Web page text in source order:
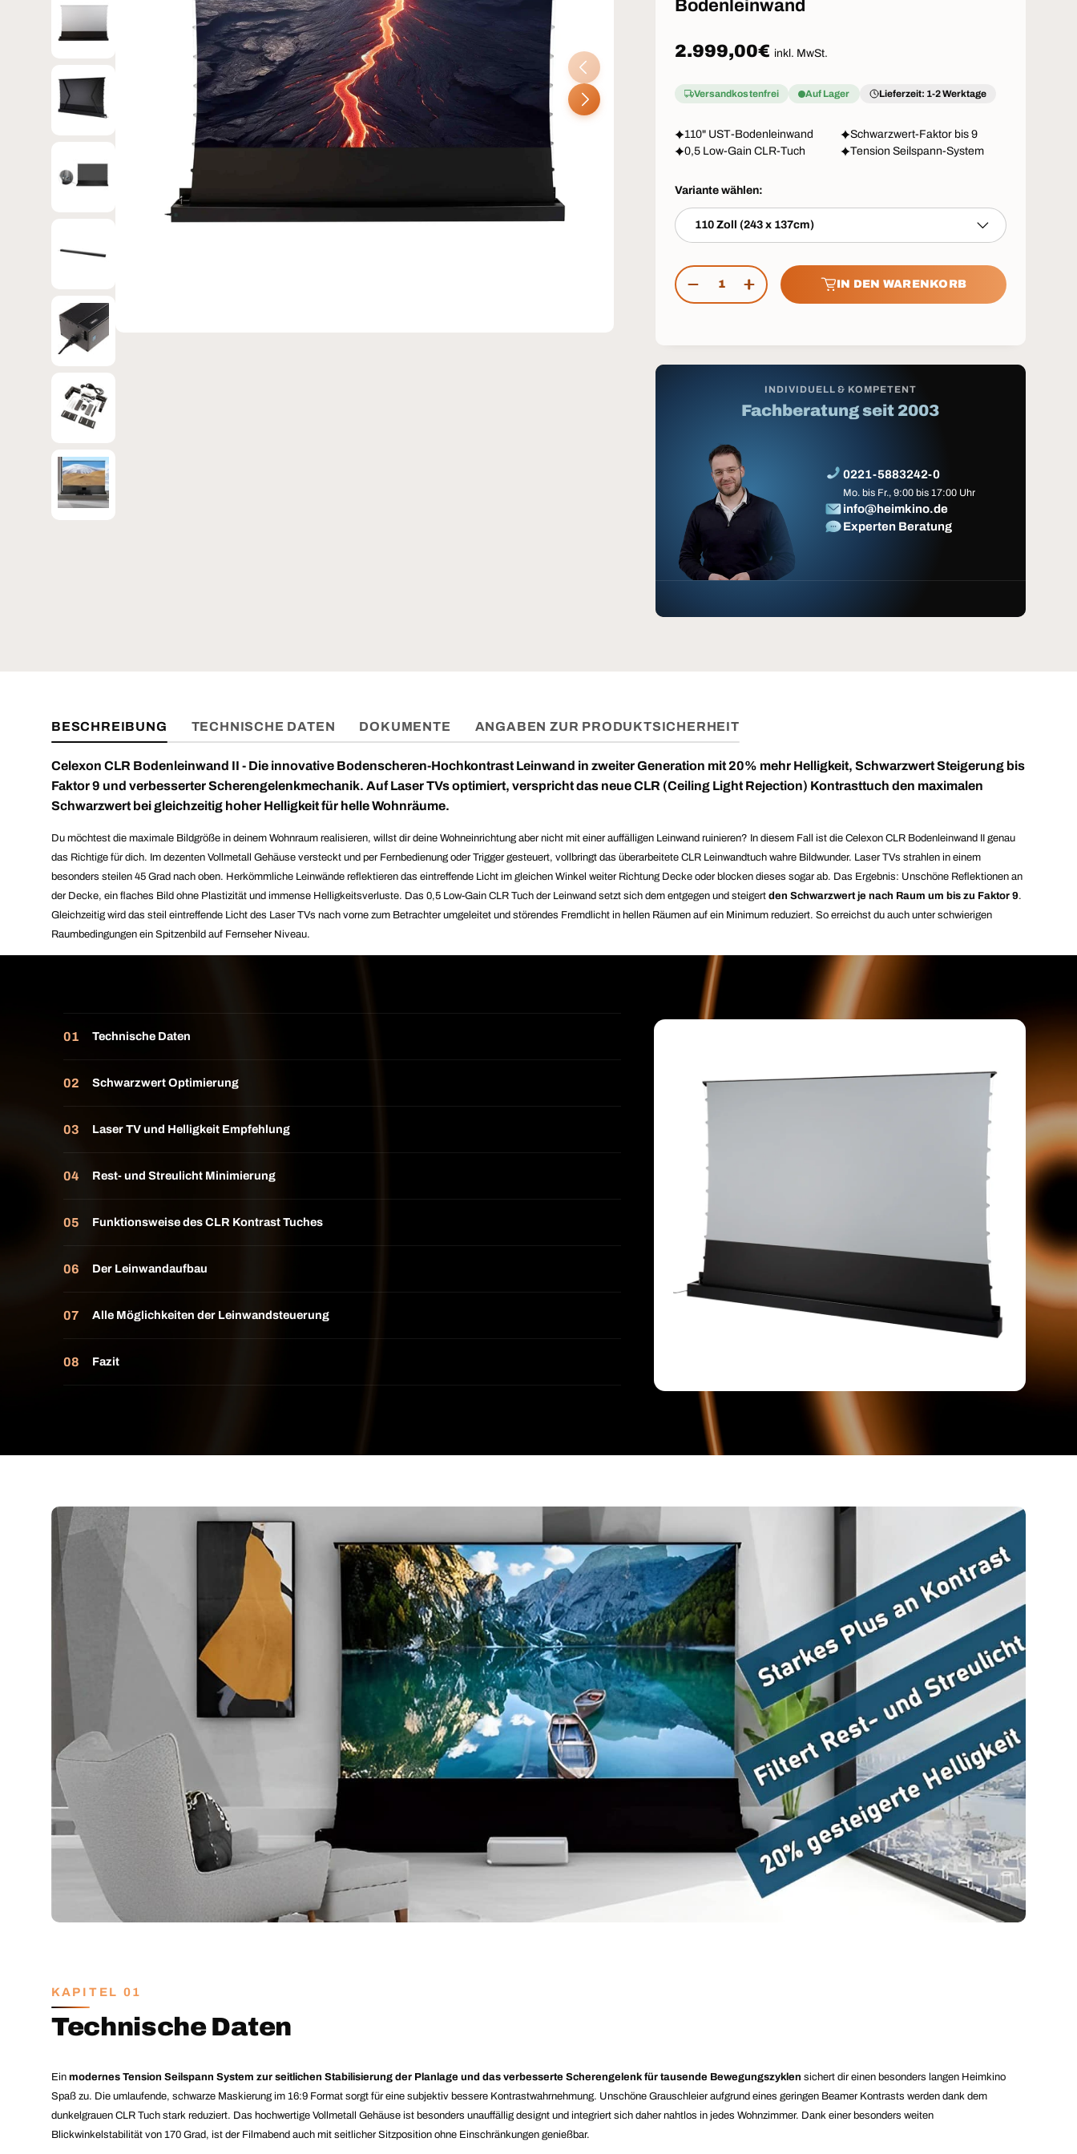
VORHERIGE
NÄCHSTE
Bild 3 in Galerieansicht laden
Bild 4 in Galerieansicht laden
Bild 5 in Galerieansicht laden
Bodenleinwand
Normaler Preis
2.999,00€ inkl. MwSt.
Versandkostenfrei Auf Lager Lieferzeit: 1-2 Werktage
110" UST-Bodenleinwand
0,5 Low-Gain CLR-Tuch
Schwarzwert-Faktor bis 9
Tension Seilspann-System
Variante wählen:
110 Zoll (243 x 137cm)
Anzahl
MENGE VERRINGERN
MENGE ERHÖHENIN DEN WARENKORB
INDIVIDUELL & KOMPETENT
Fachberatung seit 2003
0221-5883242-0
Mo. bis Fr., 9:00 bis 17:00 Uhr
info@heimkino.de
Experten Beratung
BESCHREIBUNG TECHNISCHE DATEN DOKUMENTE ANGABEN ZUR PRODUKTSICHERHEIT
Celexon CLR Bodenleinwand II - Die innovative Bodenscheren-Hochkontrast Leinwand in zweiter Generation mit 20% mehr Helligkeit, Schwarzwert Steigerung bis
Faktor 9 und verbesserter Scherengelenkmechanik. Auf Laser TVs optimiert, verspricht das neue CLR (Ceiling Light Rejection) Kontrasttuch den maximalen
Schwarzwert bei gleichzeitig hoher Helligkeit für helle Wohnräume.
Du möchtest die maximale Bildgröße in deinem Wohnraum realisieren, willst dir deine Wohneinrichtung aber nicht mit einer auffälligen Leinwand ruinieren? In diesem Fall ist die Celexon CLR Bodenleinwand II genau
das Richtige für dich. Im dezenten Vollmetall Gehäuse versteckt und per Fernbedienung oder Trigger gesteuert, vollbringt das überarbeitete CLR Leinwandtuch wahre Bildwunder. Laser TVs strahlen in einem
besonders steilen 45 Grad nach oben. Herkömmliche Leinwände reflektieren das eintreffende Licht im gleichen Winkel weiter Richtung Decke oder blocken dieses sogar ab. Das Ergebnis: Unschöne Reflektionen an
der Decke, ein flaches Bild ohne Plastizität und immense Helligkeitsverluste. Das 0,5 Low-Gain CLR Tuch der Leinwand setzt sich dem entgegen und steigert den Schwarzwert je nach Raum um bis zu Faktor 9.
Gleichzeitig wird das steil eintreffende Licht des Laser TVs nach vorne zum Betrachter umgeleitet und störendes Fremdlicht in hellen Räumen auf ein Minimum reduziert. So erreichst du auch unter schwierigen
Raumbedingungen ein Spitzenbild auf Fernseher Niveau.
Technische Daten
Schwarzwert Optimierung
Laser TV und Helligkeit Empfehlung
Rest- und Streulicht Minimierung
Funktionsweise des CLR Kontrast Tuches
Der Leinwandaufbau
Alle Möglichkeiten der Leinwandsteuerung
Fazit
KAPITEL 01
Technische Daten
Ein modernes Tension Seilspann System zur seitlichen Stabilisierung der Planlage und das verbesserte Scherengelenk für tausende Bewegungszyklen sichert dir einen besonders langen Heimkino
Spaß zu. Die umlaufende, schwarze Maskierung im 16:9 Format sorgt für eine subjektiv bessere Kontrastwahrnehmung. Unschöne Grauschleier aufgrund eines geringen Beamer Kontrasts werden dank dem
dunkelgrauen CLR Tuch stark reduziert. Das hochwertige Vollmetall Gehäuse ist besonders unauffällig designt und integriert sich daher nahtlos in jedes Wohnzimmer. Dank einer besonders weiten
Blickwinkelstabilität von 170 Grad, ist der Filmabend auch mit seitlicher Sitzposition ohne Einschränkungen genießbar.